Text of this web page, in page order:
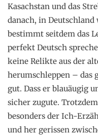
Kasachstan und das
danach, in
bestimmt seitdem das
perfekt Deutsch
keine Relikte aus der
herumschleppen – das
gut. Dass er blauäugig
sicher zugute.
besonders der Ich-
und her gerissen